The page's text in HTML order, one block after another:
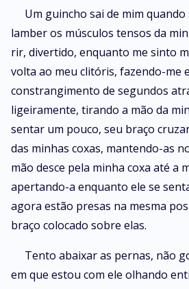
Um guincho sai de mim
lamber os músculos tensos da
rir, divertido, enquanto me sinto
volta ao meu clitóris, fazendo-me
constrangimento de segundos
ligeiramente, tirando a mão da
sentar um pouco, seu braço
das minhas coxas, mantendo-as
mão desce pela minha coxa até a
apertando-a enquanto ele se
agora estão presas na mesma
braço colocado sobre elas.
Tento abaixar as pernas, não
em que estou com ele olhando